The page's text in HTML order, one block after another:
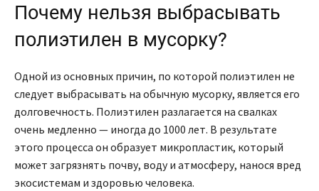
Почему нельзя выбрасывать
полиэтилен в мусорку?
Одной из основных причин, по которой полиэтилен не
следует выбрасывать на обычную мусорку, является его
долговечность. Полиэтилен разлагается на свалках
очень медленно — иногда до 1000 лет. В результате
этого процесса он образует микропластик, который
может загрязнять почву, воду и атмосферу, нанося вред
экосистемам и здоровью человека.